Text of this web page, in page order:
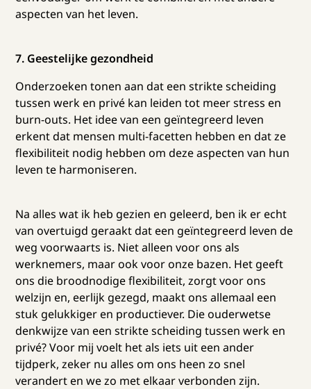
aspecten van het leven.
7. Geestelijke gezondheid
Onderzoeken tonen aan dat een strikte scheiding
tussen werk en privé kan leiden tot meer stress en
burn-outs. Het idee van een geïntegreerd leven
erkent dat mensen multi-facetten hebben en dat ze
flexibiliteit nodig hebben om deze aspecten van hun
leven te harmoniseren.
Na alles wat ik heb gezien en geleerd, ben ik er echt
van overtuigd geraakt dat een geïntegreerd leven de
weg voorwaarts is. Niet alleen voor ons als
werknemers, maar ook voor onze bazen. Het geeft
ons die broodnodige flexibiliteit, zorgt voor ons
welzijn en, eerlijk gezegd, maakt ons allemaal een
stuk gelukkiger en productiever. Die ouderwetse
denkwijze van een strikte scheiding tussen werk en
privé? Voor mij voelt het als iets uit een ander
tijdperk, zeker nu alles om ons heen zo snel
verandert en we zo met elkaar verbonden zijn.